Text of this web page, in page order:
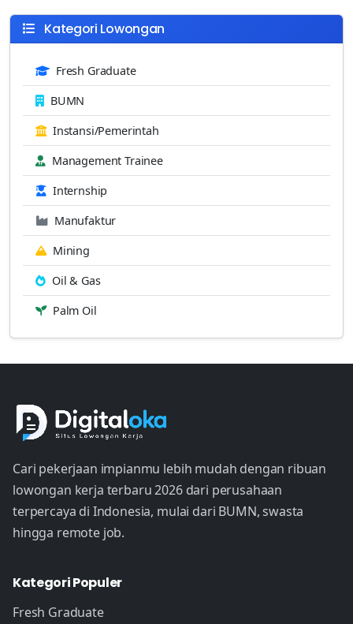
Kategori Lowongan
Fresh Graduate
BUMN
Instansi/Pemerintah
Management Trainee
Internship
Manufaktur
Mining
Oil & Gas
Palm Oil
Cari pekerjaan impianmu lebih mudah dengan ribuan
lowongan kerja terbaru 2026 dari perusahaan
terpercaya di Indonesia, mulai dari BUMN, swasta
hingga remote job.
Kategori Populer
Fresh Graduate